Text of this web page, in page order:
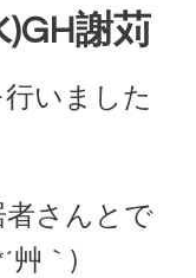
謝苅
いました
者さんとで
艸｀)